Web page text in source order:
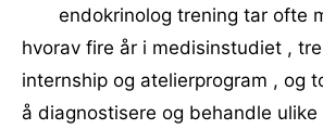
endokrinolog trening tar ofte
hvorav fire år i medisinstudiet ,
internship og atelierprogram , og
å diagnostisere og behandle ulike